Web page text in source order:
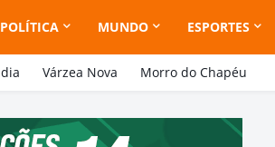
POLÍTICA MUNDO ESPORTES
Várzea Nova Morro do Chapéu